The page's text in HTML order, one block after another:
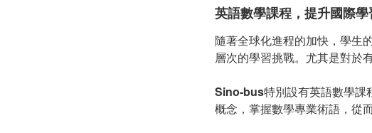
英語數學課程，提升國際學
隨著全球化進程的加快，學生
層次的學習挑戰。尤其是對於
Sino-bus特別設有英語數學課
概念，掌握數學專業術語，從